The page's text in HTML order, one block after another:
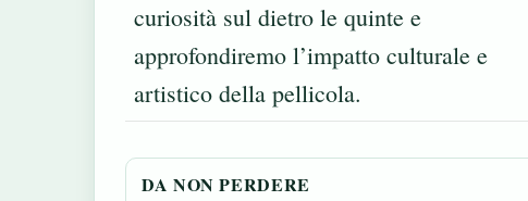
curiosità sul dietro le quinte e
approfondiremo l’impatto culturale e
artistico della pellicola.
DA NON PERDERE